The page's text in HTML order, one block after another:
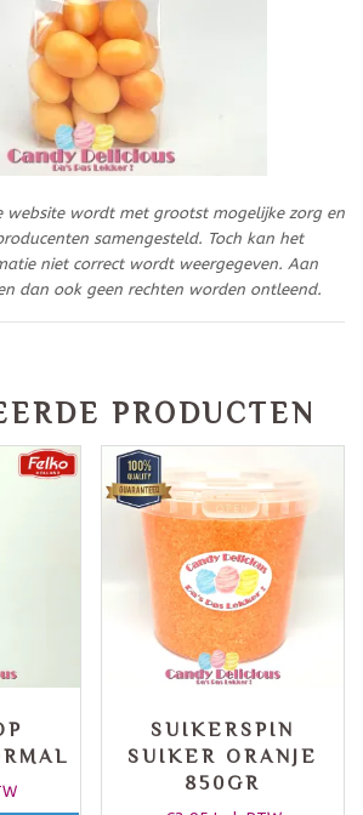
website wordt met grootst mogelijke zorg en
samengesteld. Toch kan het
niet correct wordt weergegeven. Aan
dan ook geen rechten worden ontleend.
PRODUCTEN
SUIKERSPIN
SUIKER ORANJE
850GR